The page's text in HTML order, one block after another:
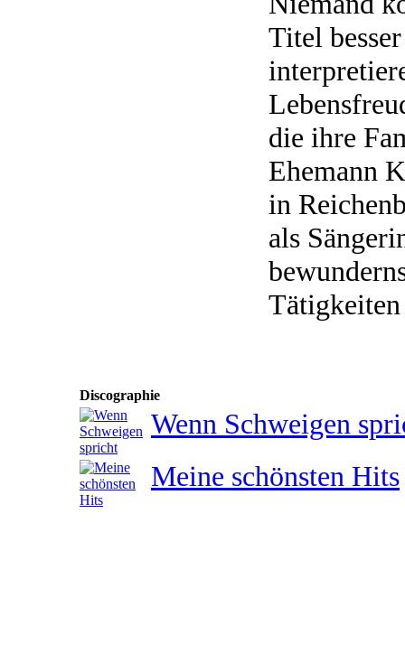
Titel
die ihre
Ehemann
in
als
Discographie
Wenn Schweigen
Meine schönsten Hits